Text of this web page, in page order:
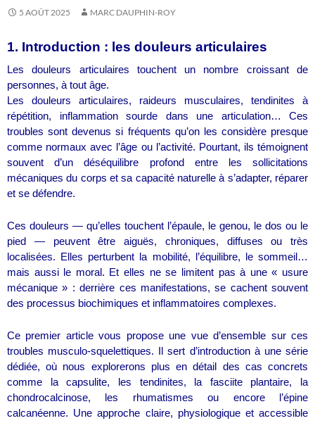
5 AOÛT 2025 MARC DAUPHIN-ROY
1. Introduction : les douleurs articulaires
Les douleurs articulaires touchent un nombre croissant de
personnes, à tout âge.
Les douleurs articulaires, raideurs musculaires, tendinites à
répétition, inflammation sourde dans une articulation… Ces
troubles sont devenus si fréquents qu’on les considère presque
comme normaux avec l’âge ou l’activité. Pourtant, ils témoignent
souvent d’un déséquilibre profond entre les sollicitations
mécaniques du corps et sa capacité naturelle à s’adapter, réparer
et se défendre.
Ces douleurs — qu’elles touchent l’épaule, le genou, le dos ou le
pied — peuvent être aiguës, chroniques, diffuses ou très
localisées. Elles perturbent la mobilité, l’équilibre, le sommeil…
mais aussi le moral. Et elles ne se limitent pas à une « usure
mécanique » : derrière ces manifestations, se cachent souvent
des processus biochimiques et inflammatoires complexes.
Ce premier article vous propose une vue d’ensemble sur ces
troubles musculo-squelettiques. Il sert d’introduction à une série
dédiée, où nous explorerons plus en détail des cas concrets
comme la capsulite, les tendinites, la fasciite plantaire, la
chondrocalcinose, les rhumatismes ou encore l’épine
calcanéenne. Une approche claire, physiologique et accessible